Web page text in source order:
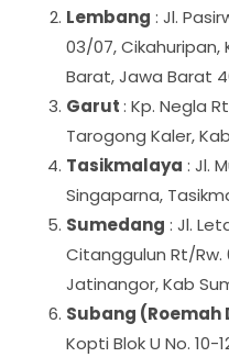
Lembang : Jl.
03/07, Cikahuripan,
Barat, Jawa Barat
Garut: Kp. Negla
Tarogong Kaler,
Tasikmalaya : Jl.
Singaparna,
Sumedang : Jl.
Citanggulun Rt/
Jatinangor, Kab
Subang (Roemah
Kopti Blok U No. 10-